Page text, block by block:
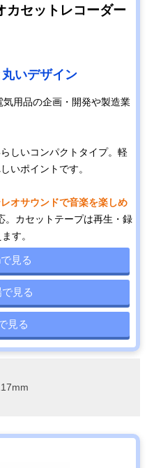
セットレコーダー
いデザイン
用品の企画・開発や製造業
しいコンパクトタイプ。軽
いポイントです。
オサウンドで音楽を楽しめ
。カセットテープは再生・録
す。
見る
見る
見る